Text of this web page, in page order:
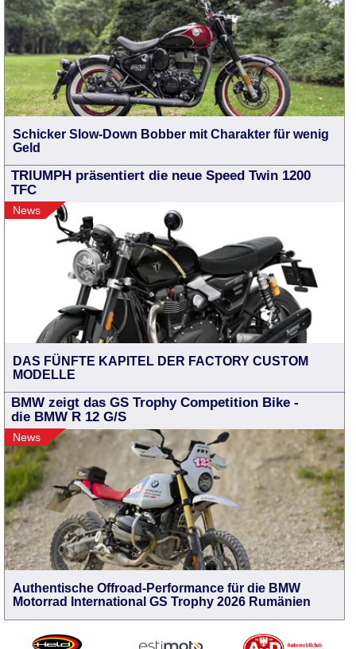
Schicker Slow-Down Bobber mit Charakter für wenig
Geld
TRIUMPH präsentiert die neue Speed Twin 1200
TFC
News
DAS FÜNFTE KAPITEL DER FACTORY CUSTOM
MODELLE
BMW zeigt das GS Trophy Competition Bike -
die BMW R 12 G/S
News
Authentische Offroad-Performance für die BMW
Motorrad International GS Trophy 2026 Rumänien